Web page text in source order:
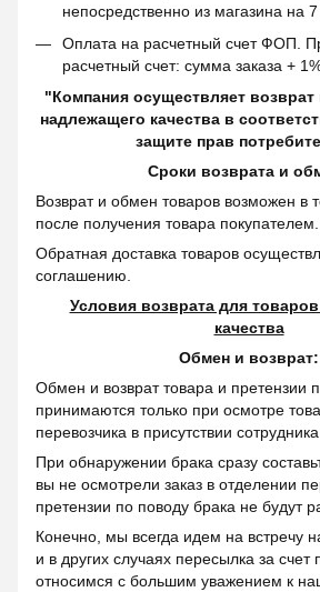
непосредственно из магазина на
Оплата на расчетный счет ФОП.
расчетный счет: сумма заказа +
"Компания осуществляет
надлежащего качества в
защите прав
Сроки возврата и
Возврат и обмен товаров возможен в
после получения товара покупателем.
Обратная доставка товаров
соглашению.
Условия возврата для
качества
Обмен и возврат:
Обмен и возврат товара и претензии
принимаются только при осмотре
перевозчика в присутствии сотрудника.
При обнаружении брака сразу
вы не осмотрели заказ в отделении
претензии по поводу брака не будут
Конечно, мы всегда идем на встречу
и в других случаях пересылка за
относимся с большим уважением к